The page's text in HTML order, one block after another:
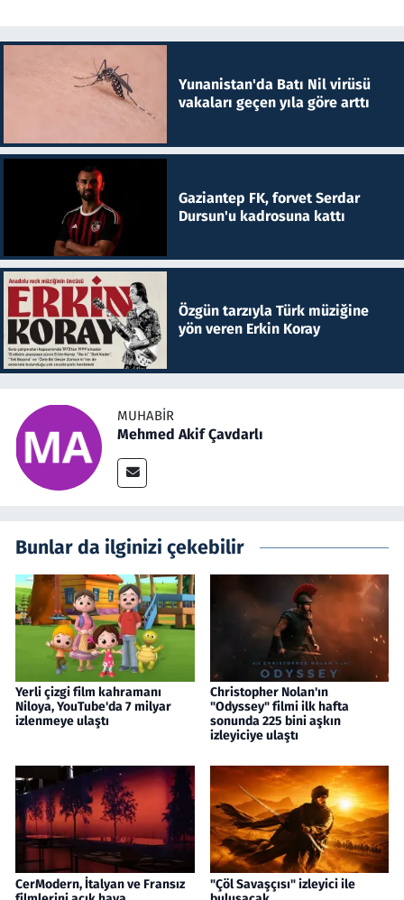
Yunanistan'da Batı Nil virüsü
vakaları geçen yıla göre arttı
Gaziantep FK, forvet Serdar
Dursun'u kadrosuna kattı
Özgün tarzıyla Türk müziğine
yön veren Erkin Koray
MUHABIR
Mehmed Akif Çavdarlı
Bunlar da ilginizi çekebilir
Yerli çizgi film kahramanı
Niloya, YouTube'da 7 milyar
izlenmeye ulaştı
Christopher Nolan'ın
"Odyssey" filmi ilk hafta
sonunda 225 bini aşkın
izleyiciye ulaştı
CerModern, İtalyan ve Fransız
"Çöl Savaşçısı" izleyici ile